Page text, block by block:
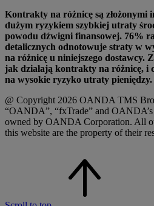
Kontrakty na różnicę są złożonymi
dużym ryzykiem szybkiej utraty
powodu dźwigni finansowej. 76%
detalicznych odnotowuje straty w
na różnicę u niniejszego dostawcy.
jak działają kontrakty na różnicę, i
na wysokie ryzyko utraty pieniędzy.
@ Copyright 2026 OANDA TMS
“OANDA”, “fxTrade” and
owned by OANDA Corporation. All
this website are the property of their